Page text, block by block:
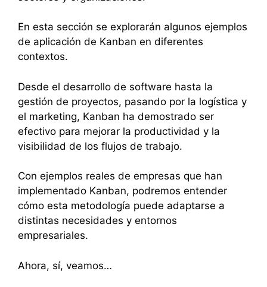
En esta sección se explorarán algunos ejemplos
de aplicación de Kanban en diferentes
contextos.
Desde el desarrollo de software hasta la
gestión de proyectos, pasando por la logística y
el marketing, Kanban ha demostrado ser
efectivo para mejorar la productividad y la
visibilidad de los flujos de trabajo.
Con ejemplos reales de empresas que han
implementado Kanban, podremos entender
cómo esta metodología puede adaptarse a
distintas necesidades y entornos
empresariales.
Ahora, sí, veamos…